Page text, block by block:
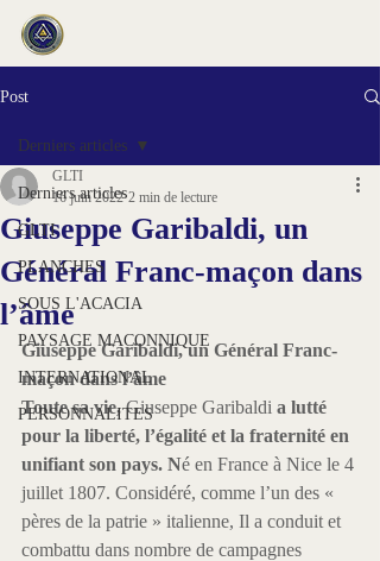
Post
Derniers articles
GLTI
PLANCHES
SOUS L'ACACIA
PAYSAGE MACONNIQUE
INTERNATIONAL
PERSONNALITES
Derniers articles
Giuseppe Garibaldi, un
Général Franc-maçon dans
l’âme
GLTI
16 juin 2022 2 min de lecture
Giuseppe Garibaldi, un Général Franc-
maçon dans l’âme
Toute sa vie, Giuseppe Garibaldi a lutté
pour la liberté, l’égalité et la fraternité en
unifiant son pays. Né en France à Nice le 4
juillet 1807. Considéré, comme l’un des «
pères de la patrie » italienne, Il a conduit et
combattu dans nombre de campagnes